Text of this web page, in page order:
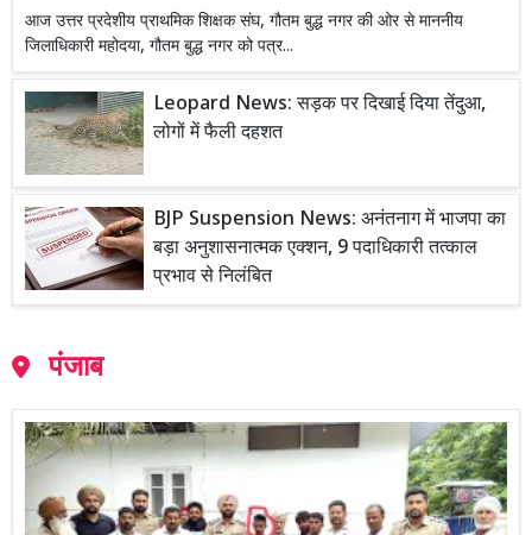
आज उत्तर प्रदेशीय प्राथमिक शिक्षक संघ, गौतम बुद्ध नगर की ओर से माननीय
जिलाधिकारी महोदया, गौतम बुद्ध नगर को पत्र...
Leopard News: सड़क पर दिखाई दिया तेंदुआ,
लोगों में फैली दहशत
BJP Suspension News: अनंतनाग में भाजपा का
बड़ा अनुशासनात्मक एक्शन, 9 पदाधिकारी तत्काल
प्रभाव से निलंबित
पंजाब